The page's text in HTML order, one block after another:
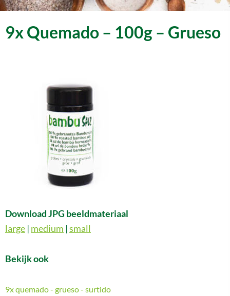
9x Quemado – 100g – Grueso
Download JPG beeldmateriaal
large | medium |small
Bekijk ook
9x quemado - grueso - surtido